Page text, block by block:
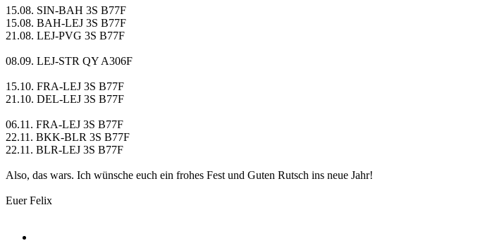
15.08. SIN-BAH 3S B77F
15.08. BAH-LEJ 3S B77F
21.08. LEJ-PVG 3S B77F
08.09. LEJ-STR QY A306F
15.10. FRA-LEJ 3S B77F
21.10. DEL-LEJ 3S B77F
06.11. FRA-LEJ 3S B77F
22.11. BKK-BLR 3S B77F
22.11. BLR-LEJ 3S B77F
Also, das wars. Ich wünsche euch ein frohes Fest und Guten Rutsch ins neue Jahr!
Euer Felix